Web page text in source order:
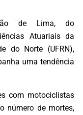
de Lima, do
Atuariais da
do Norte (UFRN),
uma tendência
com motociclistas
número de mortes,